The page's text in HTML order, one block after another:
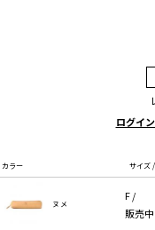
ログイ
カラー サイズ
ヌメ
F /
販売中